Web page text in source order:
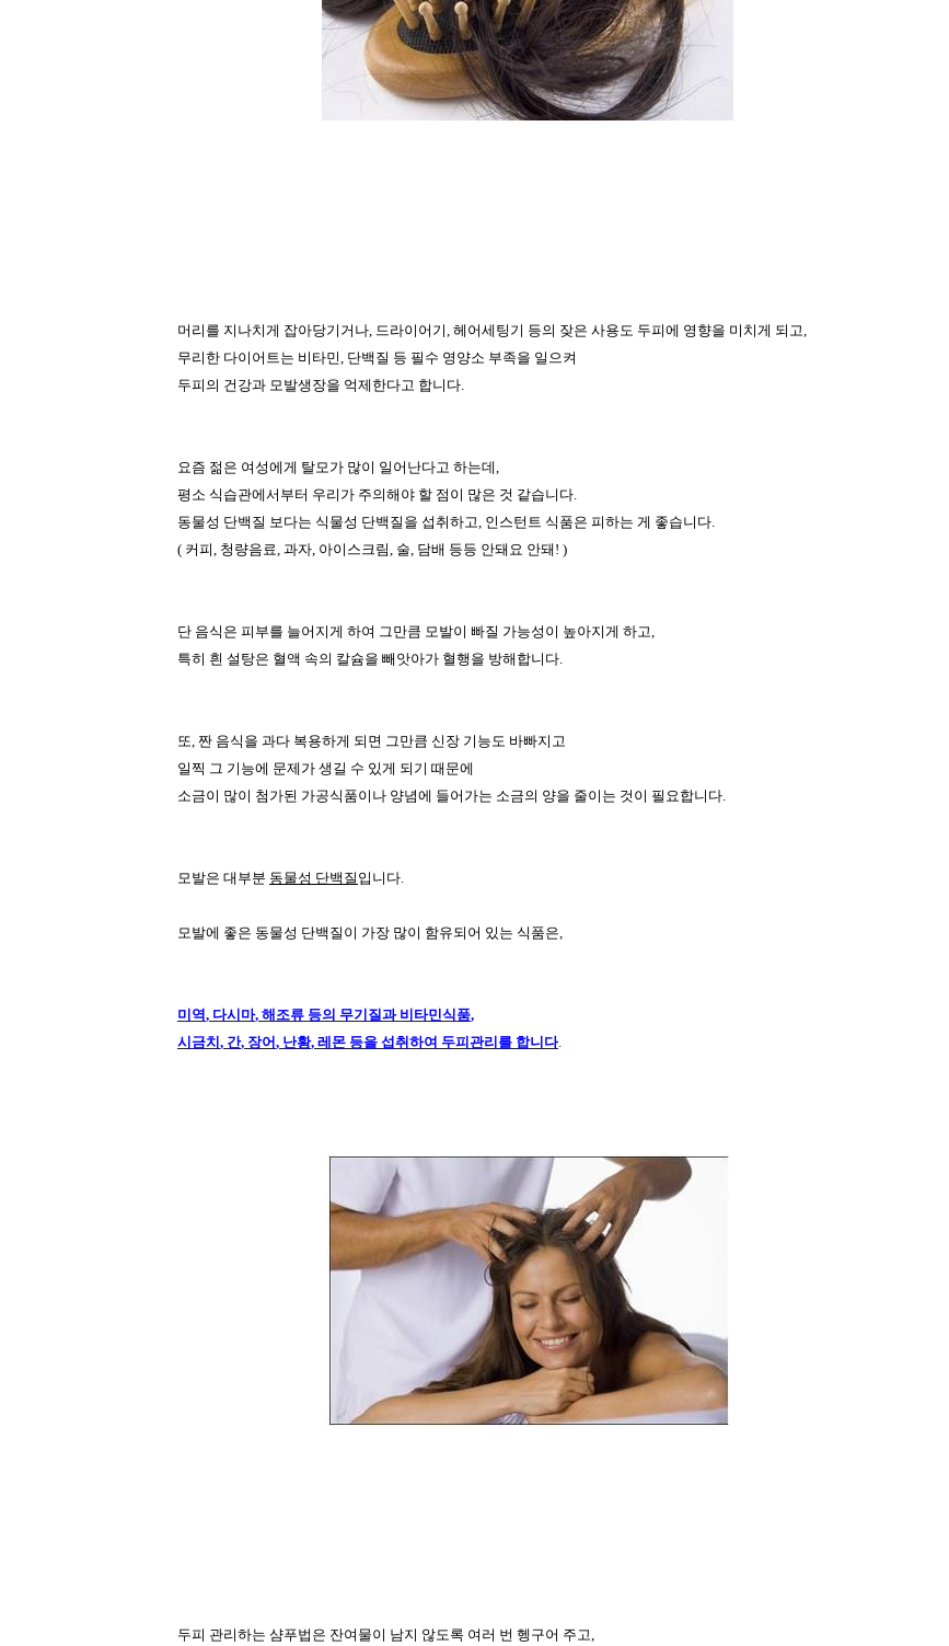
머리를 지나치게 잡아당기거나, 드라이어기, 헤어세팅기 등의 잦은 사용도 두피에 영향을 미치게 되고,
무리한 다이어트는 비타민, 단백질 등 필수 영양소 부족을 일으켜
두피의 건강과 모발생장을 억제한다고 합니다.
요즘 젊은 여성에게 탈모가 많이 일어난다고 하는데,
평소 식습관에서부터 우리가 주의해야 할 점이 많은 것 같습니다.
동물성 단백질 보다는 식물성 단백질을 섭취하고, 인스턴트 식품은 피하는 게 좋습니다.
( 커피, 청량음료, 과자, 아이스크림, 술, 담배 등등 안돼요 안돼 ! )
단 음식은 피부를 늘어지게 하여 그만큼 모발이 빠질 가능성이 높아지게 하고,
특히 흰 설탕은 혈액 속의 칼슘을 빼앗아가 혈행을 방해합니다.
또, 짠 음식을 과다 복용하게 되면 그만큼 신장 기능도 바빠지고
일찍 그 기능에 문제가 생길 수 있게 되기 때문에
소금이 많이 첨가된 가공식품이나 양념에 들어가는 소금의 양을 줄이는 것이 필요합니다.
모발은 대부분 동물성 단백질 입니다.
모발에 좋은 동물성 단백질이 가장 많이 함유되어 있는 식품은,
미역, 다시마, 해조류 등의 무기질과 비타민식품,
시금치 , 간, 장어 , 난황, 레몬 등을 섭취하여 두피관리를 합니다.
두피 관리하는 샴푸법은 잔여물이 남지 않도록 여러 번 헹구어 주고,